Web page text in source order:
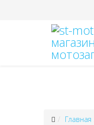
Главная